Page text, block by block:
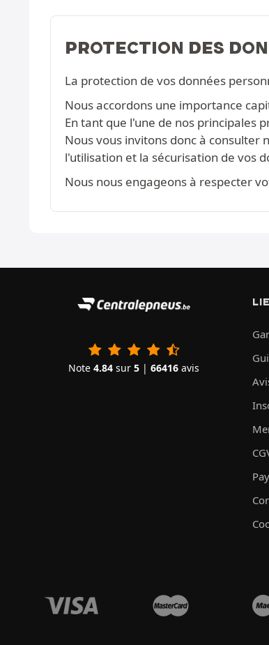
PROTECTION DES
La protection de vos données
Nous accordons une importance
En tant que l'une de nos principales
Nous vous invitons donc à consulter
l'utilisation et la sécurisation de vos
Nous nous engageons à respecter
Note 4.84 sur 5 | 66416 avis